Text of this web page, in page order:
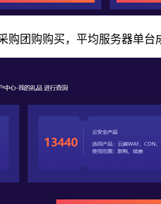
购团购购买，平均服务器单台